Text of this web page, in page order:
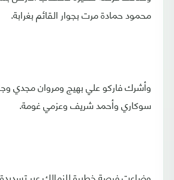
محمود حمادة مرت بجوار القائم بغرابة.
وأشرك فاركو علي بهيج ومروان مجدي
سوكاري وأحمد شريف وعزمي غومة.